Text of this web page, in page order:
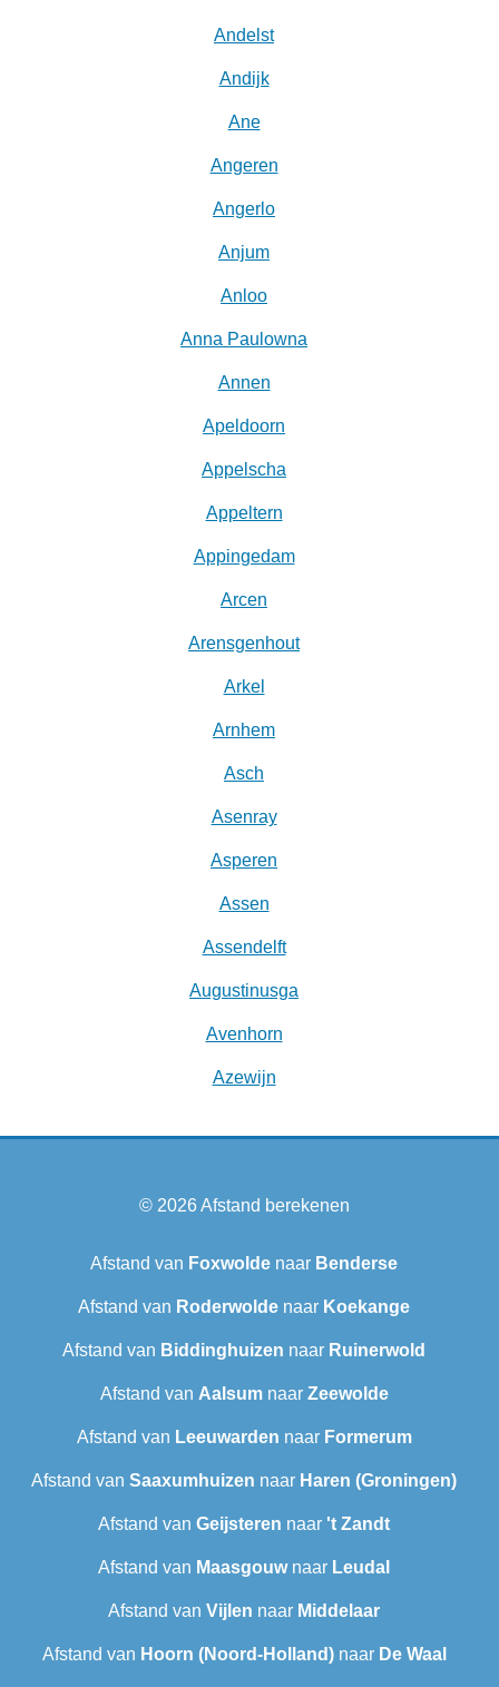
Andelst
Andijk
Ane
Angeren
Angerlo
Anjum
Anloo
Anna Paulowna
Annen
Apeldoorn
Appelscha
Appeltern
Appingedam
Arcen
Arensgenhout
Arkel
Arnhem
Asch
Asenray
Asperen
Assen
Assendelft
Augustinusga
Avenhorn
Azewijn
© 2026Afstand berekenen
Afstand van Foxwolde naar Benderse
Afstand van Roderwolde naar Koekange
Afstand van Biddinghuizen naar Ruinerwold
Afstand van Aalsumnaar Zeewolde
Afstand van Leeuwarden naar Formerum
Afstand van Saaxumhuizen naar Haren (Groningen)
Afstand van Geijsteren naar 't Zandt
Afstand van Maasgouwnaar Leudal‎
Afstand van Vijlen naar Middelaar
Afstand van Hoorn (Noord-Holland)naar De Waal